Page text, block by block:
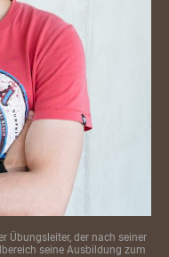
Übungsleiter, der nach seiner
seine Ausbildung zum